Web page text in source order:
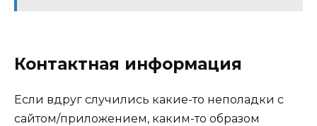
Контактная информация
Если вдруг случились какие-то неполадки с
сайтом/приложением, каким-то образом